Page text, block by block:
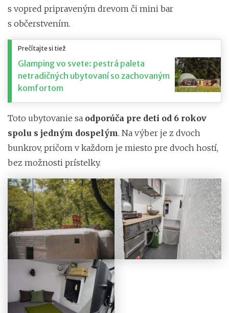
s vopred pripraveným drevom či mini bar
s občerstvením.
Prečítajte si tiež
Glamping vo svete: pestrá paleta
netradičných ubytovaní so zachovaným
komfortom
Toto ubytovanie sa odporúča pre deti od 6 rokov
spolu s jedným dospelým. Na výber je z dvoch
bunkrov, pričom v každom je miesto pre dvoch hostí,
bez možnosti prístelky.